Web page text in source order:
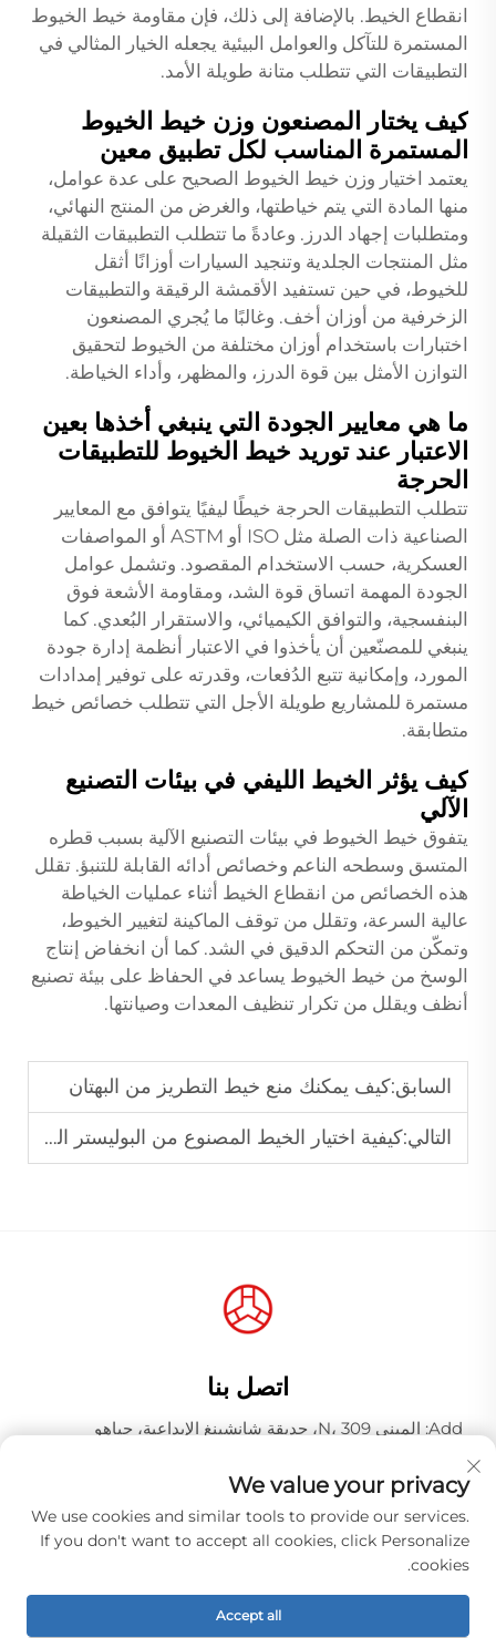
انقطاع الخيط. بالإضافة إلى ذلك، فإن مقاومة خيط الخيوط
المستمرة للتآكل والعوامل البيئية يجعله الخيار المثالي في
التطبيقات التي تتطلب متانة طويلة الأمد.
كيف يختار المصنعون وزن خيط الخيوط
المستمرة المناسب لكل تطبيق معين
يعتمد اختيار وزن خيط الخيوط الصحيح على عدة عوامل،
منها المادة التي يتم خياطتها، والغرض من المنتج النهائي،
ومتطلبات إجهاد الدرز. وعادةً ما تتطلب التطبيقات الثقيلة
مثل المنتجات الجلدية وتنجيد السيارات أوزانًا أثقل
للخيوط، في حين تستفيد الأقمشة الرقيقة والتطبيقات
الزخرفية من أوزان أخف. وغالبًا ما يُجري المصنعون
اختبارات باستخدام أوزان مختلفة من الخيوط لتحقيق
التوازن الأمثل بين قوة الدرز، والمظهر، وأداء الخياطة.
ما هي معايير الجودة التي ينبغي أخذها بعين
الاعتبار عند توريد خيط الخيوط للتطبيقات
الحرجة
تتطلب التطبيقات الحرجة خيطًا ليفيًا يتوافق مع المعايير
الصناعية ذات الصلة مثل ISO أو ASTM أو المواصفات
العسكرية، حسب الاستخدام المقصود. وتشمل عوامل
الجودة المهمة اتساق قوة الشد، ومقاومة الأشعة فوق
البنفسجية، والتوافق الكيميائي، والاستقرار البُعدي. كما
ينبغي للمصنّعين أن يأخذوا في الاعتبار أنظمة إدارة جودة
المورد، وإمكانية تتبع الدُفعات، وقدرته على توفير إمدادات
مستمرة للمشاريع طويلة الأجل التي تتطلب خصائص خيط
متطابقة.
كيف يؤثر الخيط الليفي في بيئات التصنيع
الآلي
يتفوق خيط الخيوط في بيئات التصنيع الآلية بسبب قطره
المتسق وسطحه الناعم وخصائص أدائه القابلة للتنبؤ. تقلل
هذه الخصائص من انقطاع الخيط أثناء عمليات الخياطة
عالية السرعة، وتقلل من توقف الماكينة لتغيير الخيوط،
وتمكّن من التحكم الدقيق في الشد. كما أن انخفاض إنتاج
الوسخ من خيط الخيوط يساعد في الحفاظ على بيئة تصنيع
أنظف ويقلل من تكرار تنظيف المعدات وصيانتها.
السابق:كيف يمكنك منع خيط التطريز من البهتان
التالي:كيفية اختيار الخيط المصنوع من البوليستر المصقول المناسب للعمل على الجلود
اتصل بنا
Add: المبنى N، 309، حديقة شانشينغ الإبداعية، جياهو
الصين، الرمز البريدي 510000
الهاتف:+86-18925123039
البريد الإلكتروني:[email protected]
حقوق الطبع والنشر © شركة قوانغتشو هونغكياو للصناعة المحدودة.
We value your privacy
We use cookies and similar tools to provide our services.
If you don't want to accept all cookies, click Personalize
cookies.
Accept all